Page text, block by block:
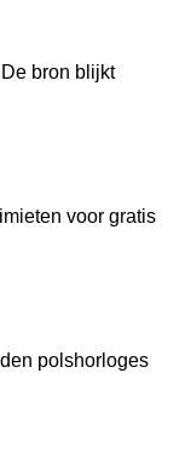
bron blijkt
voor gratis
polshorloges